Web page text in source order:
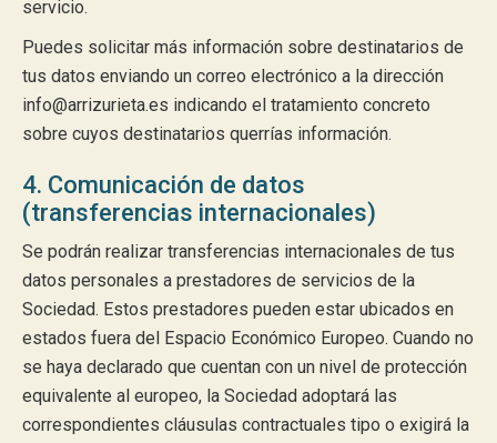
servicio.
Puedes solicitar más información sobre destinatarios de
tus datos enviando un correo electrónico a la dirección
info@arrizurieta.es indicando el tratamiento concreto
sobre cuyos destinatarios querrías información.
4. Comunicación de datos
(transferencias internacionales)
Se podrán realizar transferencias internacionales de tus
datos personales a prestadores de servicios de la
Sociedad. Estos prestadores pueden estar ubicados en
estados fuera del Espacio Económico Europeo. Cuando no
se haya declarado que cuentan con un nivel de protección
equivalente al europeo, la Sociedad adoptará las
correspondientes cláusulas contractuales tipo o exigirá la